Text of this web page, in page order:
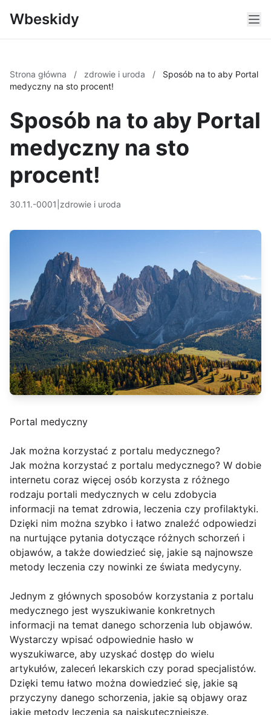
Wbeskidy
Strona główna / zdrowie i uroda /
Sposób na to aby Portal
medyczny na sto procent!
Sposób na to aby Portal
medyczny na sto
procent!
30.11.-0001 zdrowie i uroda
Portal medyczny
Jak można korzystać z portalu medycznego?
Jak można korzystać z portalu medycznego? W dobie
internetu coraz więcej osób korzysta z różnego
rodzaju portali medycznych w celu zdobycia
informacji na temat zdrowia, leczenia czy profilaktyki.
Dzięki nim można szybko i łatwo znaleźć odpowiedzi
na nurtujące pytania dotyczące różnych schorzeń i
objawów, a także dowiedzieć się, jakie są najnowsze
metody leczenia czy nowinki ze świata medycyny.
Jednym z głównych sposobów korzystania z portalu
medycznego jest wyszukiwanie konkretnych
informacji na temat danego schorzenia lub objawów.
Wystarczy wpisać odpowiednie hasło w
wyszukiwarce, aby uzyskać dostęp do wielu
artykułów, zaleceń lekarskich czy porad specjalistów.
Dzięki temu łatwo można dowiedzieć się, jakie są
przyczyny danego schorzenia, jakie są objawy oraz
jakie metody leczenia są najskuteczniejsze.